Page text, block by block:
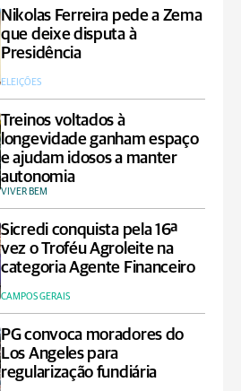
Nikolas Ferreira pede a Zema
que deixe disputa à
Presidência
ELEIÇÕES
Treinos voltados à
longevidade ganham espaço
e ajudam idosos a manter
autonomia
VIVER BEM
Sicredi conquista pela 16ª
vez o Troféu Agroleite na
categoria Agente Financeiro
CAMPOS GERAIS
PG convoca moradores do
Los Angeles para
regularização fundiária